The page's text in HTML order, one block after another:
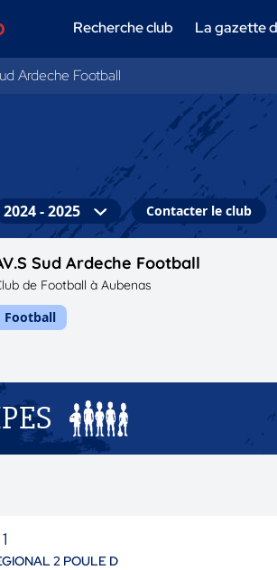
Recherche club La gazette
Ardeche Football
Contacter le club
Sud Ardeche Football
de Football à Aubenas
Football
2 POULE D